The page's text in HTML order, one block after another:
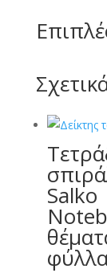
Salko